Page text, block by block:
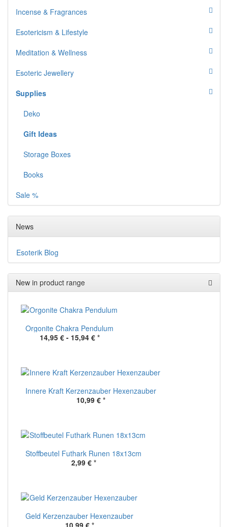
Incense & Fragrances
Esotericism & Lifestyle
Meditation & Wellness
Esoteric Jewellery
Supplies
Deko
Gift Ideas
Storage Boxes
Books
Sale %
News
Esoterik Blog
New in product range
Orgonite Chakra Pendulum
14,95 € - 15,94 € *
Innere Kraft Kerzenzauber Hexenzauber
10,99 € *
Stoffbeutel Futhark Runen 18x13cm
2,99 € *
Geld Kerzenzauber Hexenzauber